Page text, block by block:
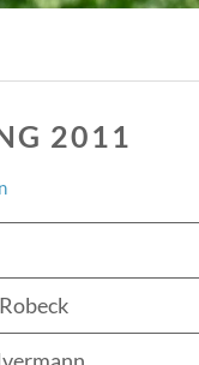
2011